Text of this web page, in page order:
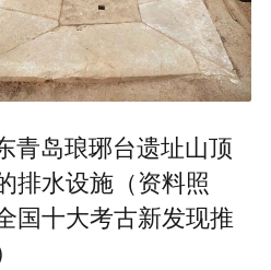
青岛琅琊台遗址山顶
排水设施（资料照
国十大考古新发现推